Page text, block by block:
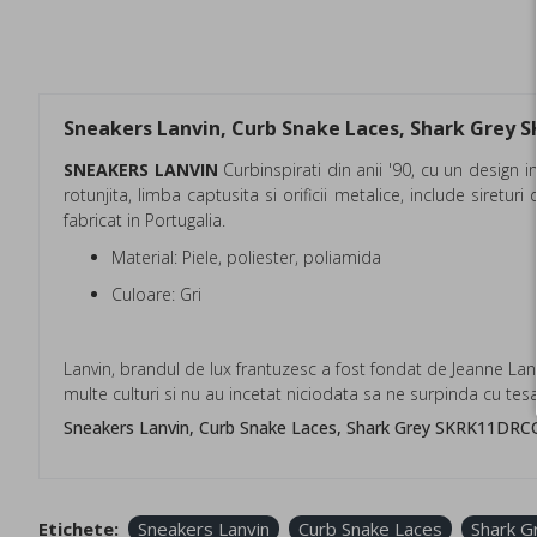
Sneakers Lanvin, Curb Snake Laces, Shark Grey
SNEAKERS LANVIN Curbinspirati din anii '90, cu un design
rotunjita, limba captusita si orificii metalice, include sireturi
fabricat in Portugalia.
Material: Piele, poliester, poliamida
Culoare: Gri
Lanvin, brandul de lux frantuzesc a fost fondat de Jeanne
multe culturi si nu au incetat niciodata sa ne surpinda cu
Sneakers Lanvin, Curb Snake Laces, Shark Grey
Etichete: Sneakers Lanvin Curb Snake Laces Shark